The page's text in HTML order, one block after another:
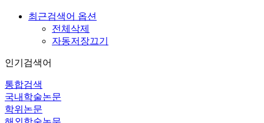
최근검색어 옵션
전체삭제
자동저장끄기
인기검색어
통합검색
국내학술논문
학위논문